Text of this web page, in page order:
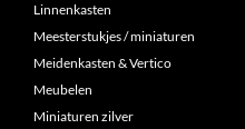
Linnenkasten
Meesterstukjes / miniaturen
Meidenkasten & Vertico
Meubelen
Miniaturen zilver